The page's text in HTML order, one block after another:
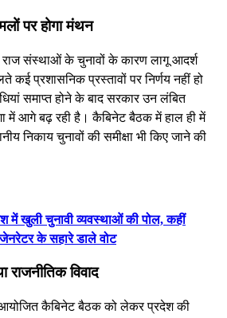
पर होगा मंथन
राज संस्थाओं के चुनावों के कारण लागू आदर्श
कई प्रशासनिक प्रस्तावों पर निर्णय नहीं हो
समाप्त होने के बाद सरकार उन लंबित
में आगे बढ़ रही है। कैबिनेट बैठक में हाल ही में
निकाय चुनावों की समीक्षा भी किए जाने की
में खुली चुनावी व्यवस्थाओं की पोल, कहीं
जेनरेटर के सहारे डाले वोट
विवाद
कैबिनेट बैठक को लेकर प्रदेश की